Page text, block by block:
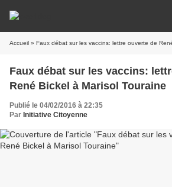
Accueil » Faux débat sur les vaccins: lettre ouverte de
Faux débat sur les vaccins:
René Bickel à Marisol Touraine
Publié le 04/02/2016 à 22:35
Par Initiative Citoyenne